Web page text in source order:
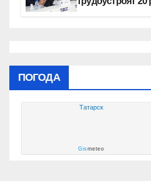
ПОГОДА
Татарск
Gismeteo